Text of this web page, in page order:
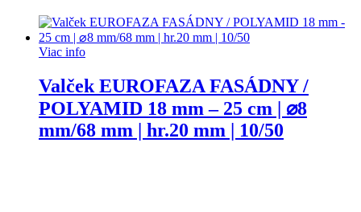
Viac info
Valček EUROFAZA FASÁDNY /
POLYAMID 18 mm – 25 cm | ⌀8
mm/68 mm | hr.20 mm | 10/50